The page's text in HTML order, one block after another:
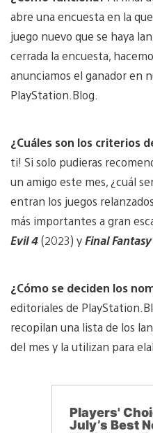
abre una encuesta en la
juego nuevo que se haya
cerrada la encuesta,
anunciamos el ganador en
PlayStation.Blog.
¿Cuáles son los criterios
ti! Si solo pudieras
un amigo este mes, ¿cuál
entran los juegos
más importantes a gran
Evil 4(2023) yFinal
¿Cómo se deciden los
editoriales de
recopilan una lista de los
del mes y la utilizan para
Players'
July’s Best